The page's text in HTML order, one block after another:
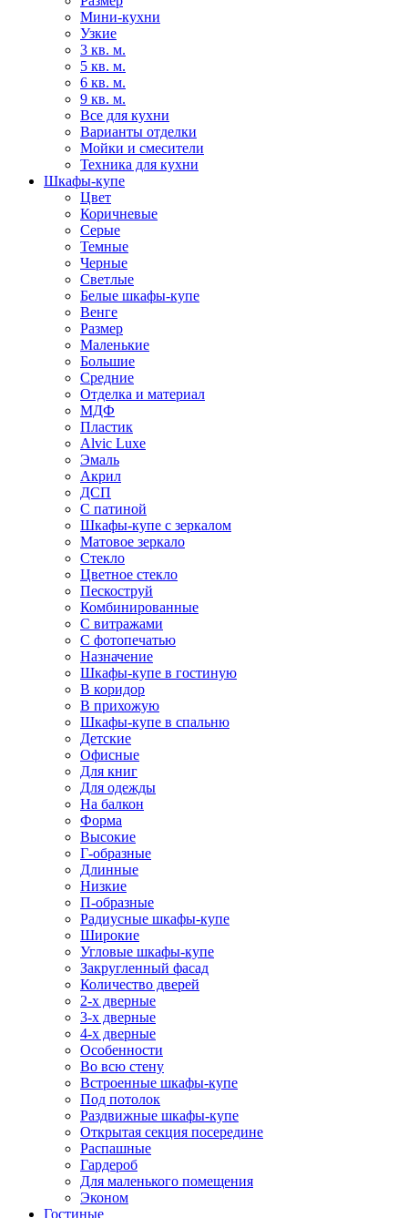
Мини-кухни
Узкие
3 кв. м.
5 кв. м.
6 кв. м.
9 кв. м.
Все для кухни
Варианты отделки
Мойки и смесители
Техника для кухни
Шкафы-купе
Цвет
Коричневые
Серые
Темные
Черные
Светлые
Белые шкафы-купе
Венге
Размер
Маленькие
Большие
Средние
Отделка и материал
МДФ
Пластик
Alvic Luxe
Эмаль
Акрил
ДСП
С патиной
Шкафы-купе с зеркалом
Матовое зеркало
Стекло
Цветное стекло
Пескоструй
Комбинированные
С витражами
С фотопечатью
Назначение
Шкафы-купе в гостиную
В коридор
В прихожую
Шкафы-купе в спальню
Детские
Офисные
Для книг
Для одежды
На балкон
Форма
Высокие
Г-образные
Длинные
Низкие
П-образные
Радиусные шкафы-купе
Широкие
Угловые шкафы-купе
Закругленный фасад
Количество дверей
2-х дверные
3-х дверные
4-х дверные
Особенности
Во всю стену
Встроенные шкафы-купе
Под потолок
Раздвижные шкафы-купе
Открытая секция посередине
Распашные
Гардероб
Для маленького помещения
Эконом
Гостиные